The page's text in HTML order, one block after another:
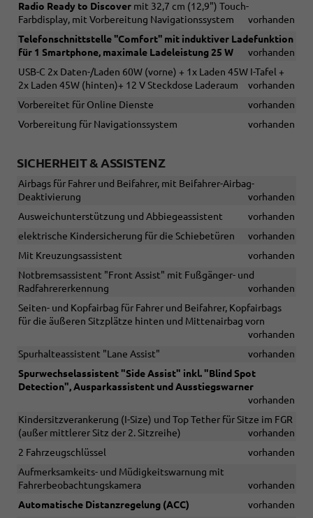
Radio Ready to Discover mit 32,7 cm (12,9") Touch-
Farbdisplay, mit Vorbereitung Navigationssystem
vorhanden
Telefonschnittstelle ''Comfort'' mit induktiver Ladefunktion
für 1 Smartphone, maximale Ladeleistung 25 W
vorhanden
USB-C 2x Daten-/Laden 60W (vorne) + 1x Laden 45W I-Tafel +
2x Laden 45W (hinten)+ 12 V Steckdose Laderaum
vorhanden
Vorbereitet für Online Dienste
vorhanden
Vorbereitung für Navigationssystem
vorhanden
SICHERHEIT & ASSISTENZ
Airbags für Fahrer und Beifahrer, mit Beifahrer-Airbag-
Deaktivierung
vorhanden
Ausweichunterstützung und Abbiegeassistent
vorhanden
elektrische Kindersicherung für die Schiebetüren
vorhanden
Mit Kreuzungsassistent
vorhanden
Notbremsassistent "Front Assist" mit Fußgänger- und
Radfahrererkennung
vorhanden
Seiten- und Kopfairbag für Fahrer und Beifahrer, Kopfairbags
für die äußeren Sitzplätze hinten und Mittenairbag vorn
vorhanden
Spurhalteassistent "Lane Assist"
vorhanden
Spurwechselassistent "Side Assist" inkl. "Blind Spot
Detection", Ausparkassistent und Ausstiegswarner
vorhanden
Kindersitzverankerung (I-Size) und Top Tether für Sitze im FGR
(außer mittlerer Sitz der 2. Sitzreihe)
vorhanden
2 Fahrzeugschlüssel
vorhanden
Aufmerksamkeits- und Müdigkeitswarnung mit
Fahrerbeobachtungskamera
vorhanden
Automatische Distanzregelung (ACC)
vorhanden